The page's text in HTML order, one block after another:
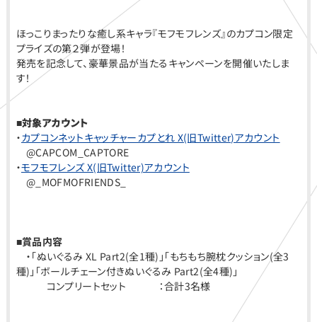
ほっこりまったりな癒し系キャラ『モフモフレンズ』のカプコン限定
プライズの第２弾が登場！
発売を記念して、豪華景品が当たるキャンペーンを開催いたしま
す！
■対象アカウント
・カプコンネットキャッチャーカプとれ X(旧Twitter)アカウント
@CAPCOM_CAPTORE
・モフモフレンズ X(旧Twitter)アカウント
@_MOFMOFRIENDS_
■賞品内容
・「ぬいぐるみ XL Part2(全1種)」「もちもち腕枕クッション(全3
種)」「ボールチェーン付きぬいぐるみ Part2(全4種)」
コンプリートセット ：合計3名様